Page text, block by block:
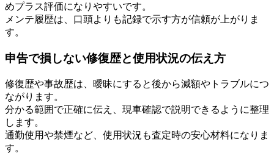
めプラス評価になりやすいです。
メンテ履歴は、口頭よりも記録で示す方が信頼が上がりま
す。
申告で損しない修復歴と使用状況の伝え方
修復歴や事故歴は、曖昧にすると後から減額やトラブルにつ
ながります。
分かる範囲で正確に伝え、現車確認で説明できるように整理
します。
通勤使用や禁煙など、使用状況も査定時の安心材料になりま
す。